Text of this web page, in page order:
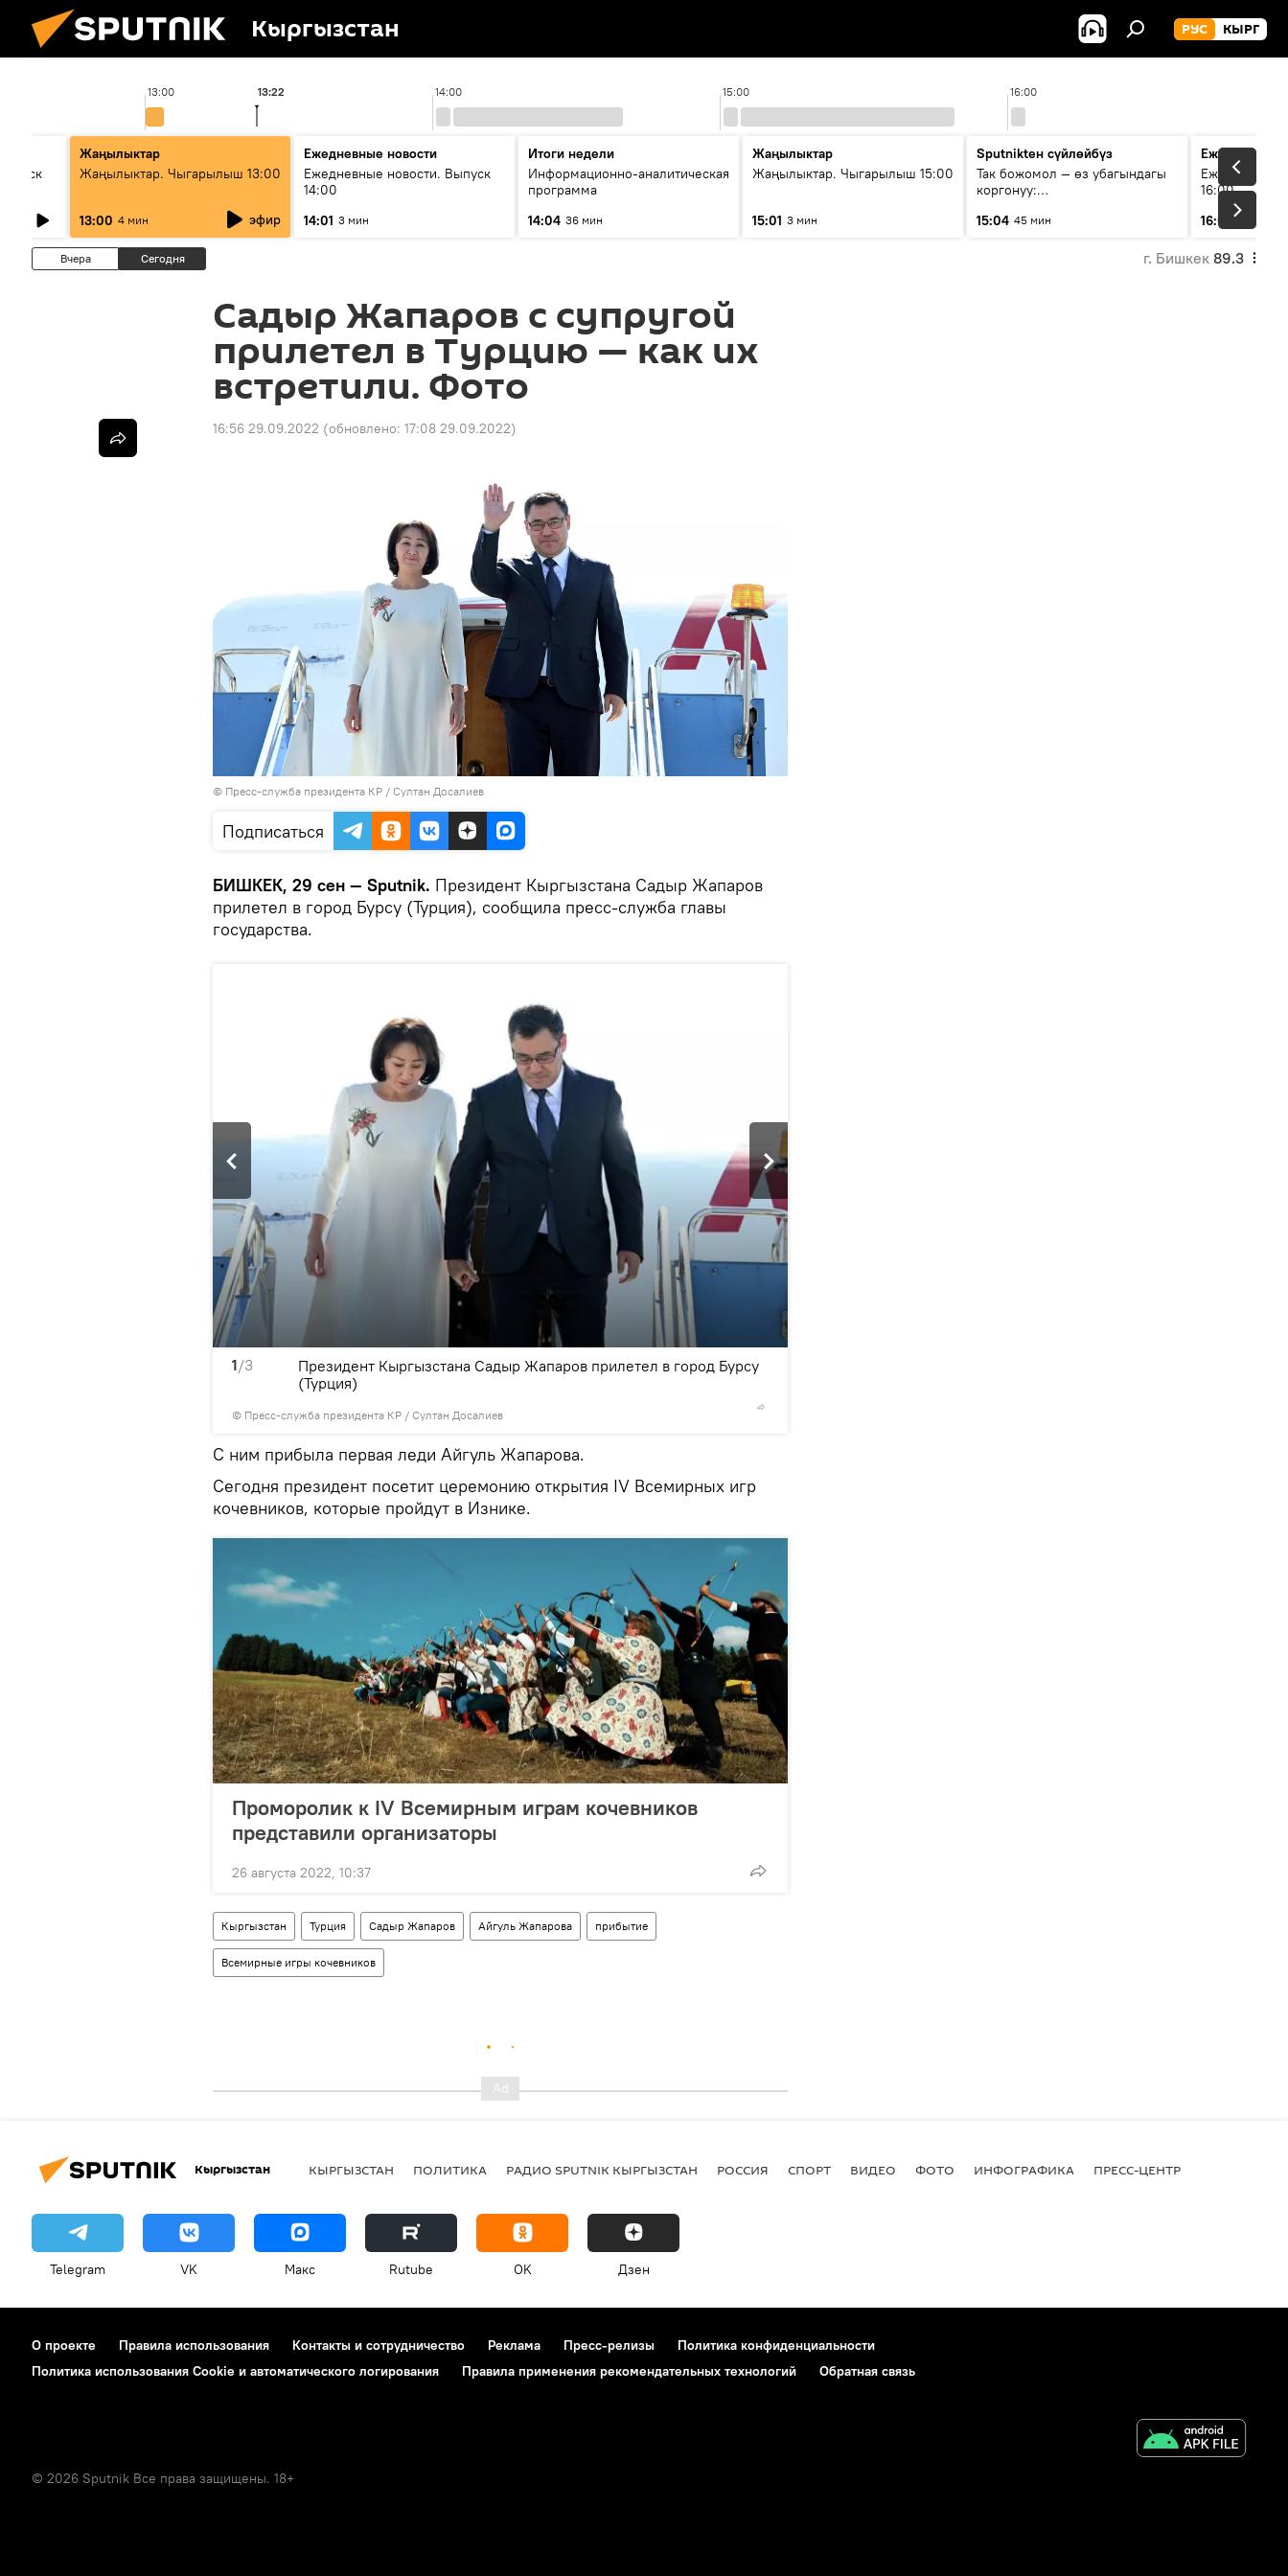
Кыргызстан РУС КЫРГ
13:00 14:00 15:00 16:00
13:22
Жаңылыктар
Жаңылыктар. Чыгарылыш 13:00
13:00 4 мин эфир
Ежедневные новости
Ежедневные новости. Выпуск
14:00
14:01 3 мин
Итоги недели
Информационно-аналитическая
программа
14:04 36 мин
Жаңылыктар
Жаңылыктар. Чыгарылыш 15:00
15:01 3 мин
Sputnikteн сүйлөйбүз
Так божомол — өз убагындагы
коргонуу:
кантип өркүндөтүлүүдө
15:04 45 мин
Ежедневные
Ежедневные
16:00
16:01
3 мин
Вчера Сегодня г. Бишкек 89.3
Садыр Жапаров с супругой
прилетел в Турцию — как их
встретили. Фото
16:56 29.09.2022 (обновлено: 17:08 29.09.2022)
© Пресс-служба президента КР / Султан Досалиев
Подписаться
БИШКЕК, 29 сен — Sputnik. Президент Кыргызстана Садыр Жапаров
прилетел в город Бурсу (Турция), сообщила пресс-служба главы
государства.
1/3
© Пресс-служба президента КР / Султан Досалиев
Президент Кыргызстана Садыр Жапаров прилетел в город Бурсу
(Турция)
С ним прибыла первая леди Айгуль Жапарова.
Сегодня президент посетит церемонию открытия IV Всемирных игр
кочевников, которые пройдут в Изнике.
Проморолик к IV Всемирным играм кочевников
представили организаторы
26 августа 2022, 10:37
Кыргызстан Турция Садыр Жапаров Айгуль Жапарова прибытие
Всемирные игры кочевников
Кыргызстан КЫРГЫЗСТАН ПОЛИТИКА РАДИО SPUTNIK КЫРГЫЗСТАН РОССИЯ СПОРТ ВИДЕО ФОТО ИНФОГРАФИКА ПРЕСС-ЦЕНТР
Telegram VK Макс Rutube OK Дзен
О проекте Правила использования Контакты и сотрудничество Реклама Пресс-релизы
Политика конфиденциальности
Политика использования Cookie и автоматического логирования
Правила применения рекомендательных технологий Обратная связь
© 2026 Sputnik Все права защищены. 18+